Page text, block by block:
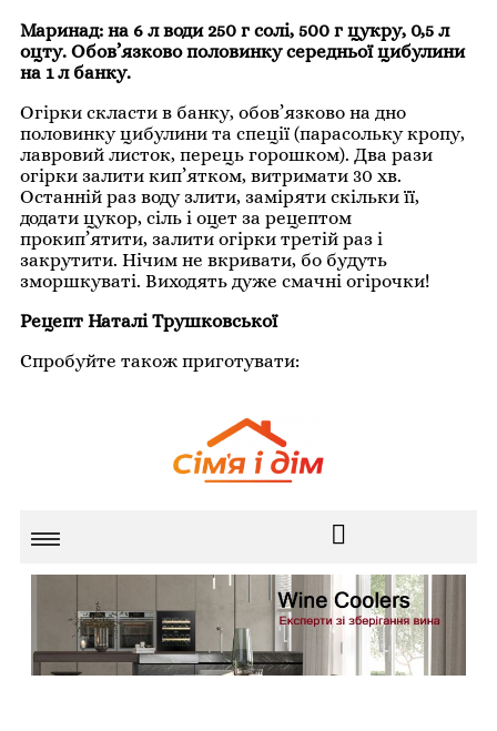
Маринад: на 6 л води 250 г солі, 500 г цукру, 0,5 л
оцту. Обов’язково половинку середньої цибулини
на 1 л банку.
Огірки скласти в банку, обов’язково на дно
половинку цибулини та спеції (парасольку кропу,
лавровий листок, перець горошком). Два рази
огірки залити кип’ятком, витримати 30 хв.
Останній раз воду злити, заміряти скільки її,
додати цукор, сіль і оцет за рецептом
прокип’ятити, залити огірки третій раз і
закрутити. Нічим не вкривати, бо будуть
зморшкуваті. Виходять дуже смачні огірочки!
Рецепт Наталі Трушковської
Спробуйте також приготувати: